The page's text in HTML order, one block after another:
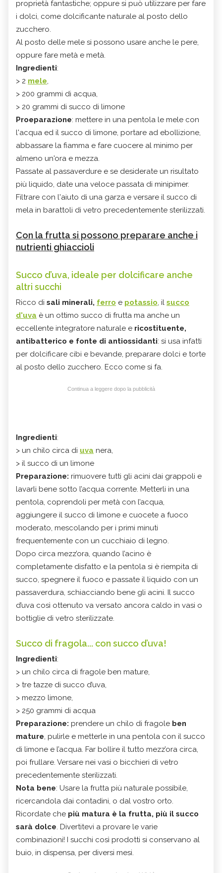
proprietà fantastiche; oppure si può utilizzare per fare
i dolci, come dolcificante naturale al posto dello
zucchero.
Al posto delle mele si possono usare anche le pere,
oppure fare metà e metà.
Ingredienti:
> 2 mele,
> 200 grammi di acqua,
> 20 grammi di succo di limone
Proeparazione: mettere in una pentola le mele con
l'acqua ed il succo di limone, portare ad ebollizione,
abbassare la fiamma e fare cuocere al minimo per
almeno un'ora e mezza.
Passate al passaverdure e se desiderate un risultato
più liquido, date una veloce passata di minipimer.
Filtrare con l'aiuto di una garza e versare il succo di
mela in barattoli di vetro precedentemente sterilizzati.
Con la frutta si possono preparare anche i
nutrienti ghiaccioli
Succo d’uva, ideale per dolcificare anche
altri succhi
Ricco di sali minerali, ferro e potassio, il succo
d'uva è un ottimo succo di frutta ma anche un
eccellente integratore naturale e ricostituente,
antibatterico e fonte di antiossidanti: si usa infatti
per dolcificare cibi e bevande, preparare dolci e torte
al posto dello zucchero. Ecco come si fa.
Continua a leggere dopo la pubblicità
Ingredienti:
> un chilo circa di uva nera,
> il succo di un limone
Preparazione: rimuovere tutti gli acini dai grappoli e
lavarli bene sotto l’acqua corrente. Metterli in una
pentola, coprendoli per metà con l’acqua,
aggiungere il succo di limone e cuocete a fuoco
moderato, mescolando per i primi minuti
frequentemente con un cucchiaio di legno.
Dopo circa mezz’ora, quando l’acino è
completamente disfatto e la pentola si è riempita di
succo, spegnere il fuoco e passate il liquido con un
passaverdura, schiacciando bene gli acini. Il succo
d’uva così ottenuto va versato ancora caldo in vasi o
bottiglie di vetro sterilizzate.
Succo di fragola... con succo d’uva!
Ingredienti:
> un chilo circa di fragole ben mature,
> tre tazze di succo d’uva,
> mezzo limone,
> 250 grammi di acqua
Preparazione: prendere un chilo di fragole ben
mature, pulirle e metterle in una pentola con il succo
di limone e l’acqua. Far bollire il tutto mezz’ora circa,
poi frullare. Versare nei vasi o bicchieri di vetro
precedentemente sterilizzati.
Nota bene: Usare la frutta più naturale possibile,
ricercandola dai contadini, o dal vostro orto.
Ricordate che più matura è la frutta, più il succo
sarà dolce. Divertitevi a provare le varie
combinazioni! I succhi così prodotti si conservano al
buio, in dispensa, per diversi mesi.